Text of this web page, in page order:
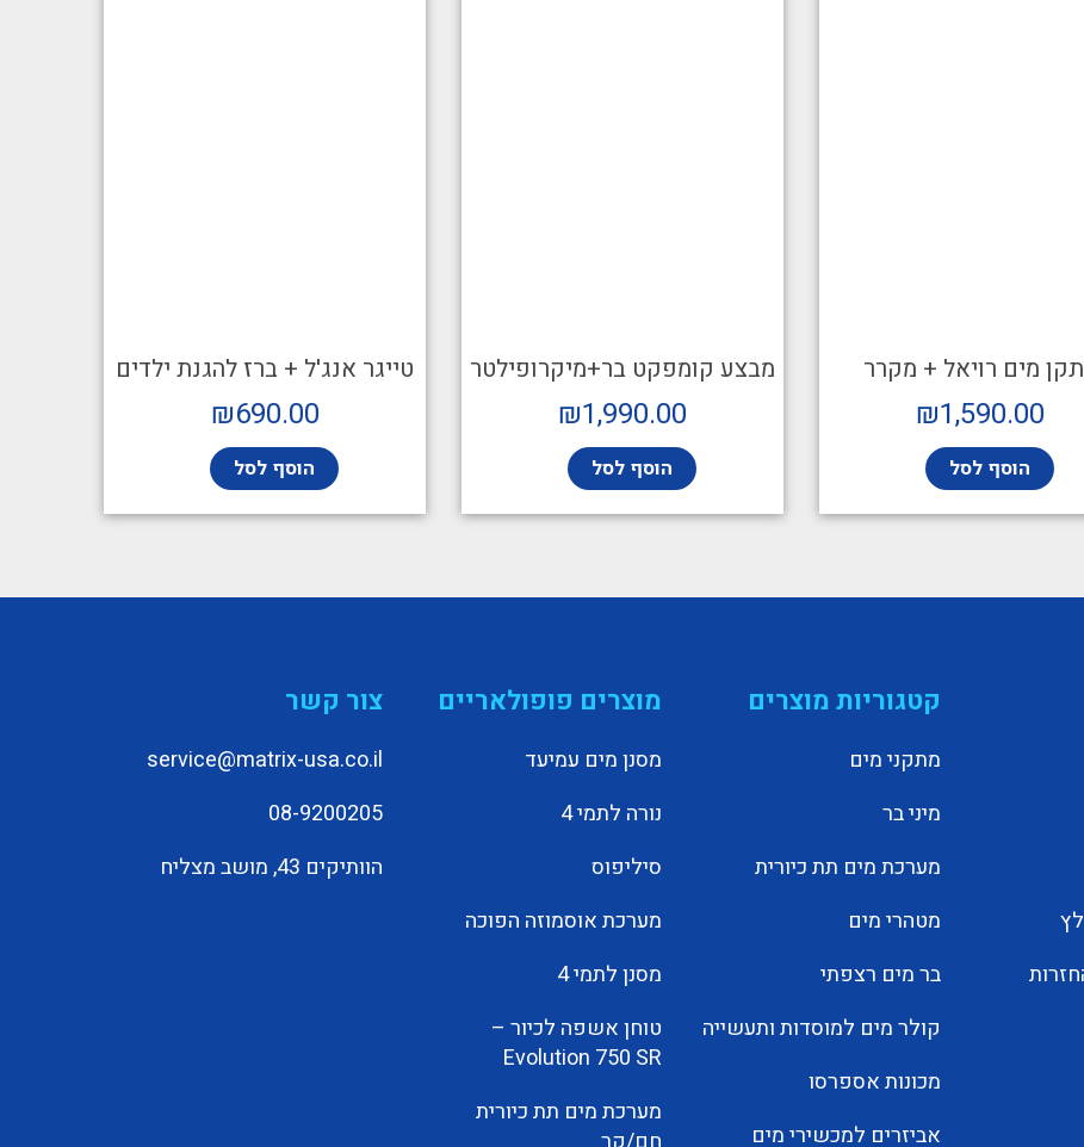
מים רויאל + מקרר
₪1,590.00
הוסף לסל
מבצע קומפקט בר+מיקרופילטר
₪1,990.00
הוסף לסל
טייגר אנג'ל + ברז להגנת ילדים
₪690.00
הוסף לסל
קטגוריות מוצרים
מתקני מים
מיני בר
מערכת מים תת כיורית
מטהרי מים
בר מים רצפתי
קולר מים למוסדות ותעשייה
מכונות אספרסו
אביזרים למכשירי מים
מוצרים פופולאריים
מסנן מים עמיעד
נורה לתמי 4
סיליפוס
מערכת אוסמוזה הפוכה
מסנן לתמי 4
טוחן אשפה לכיור –
Evolution 750 SR
מערכת מים תת כיורית
צור קשר
service@matrix-usa.co.il
08-9200205
הוותיקים 43, מושב מצליח